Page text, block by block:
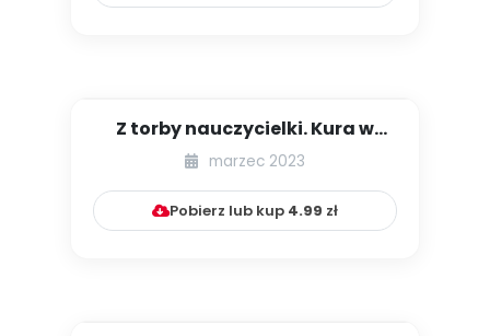
Z torby nauczycielki. Kura w
gnieździe
marzec 2023
Pobierz lub kup 4.99 zł